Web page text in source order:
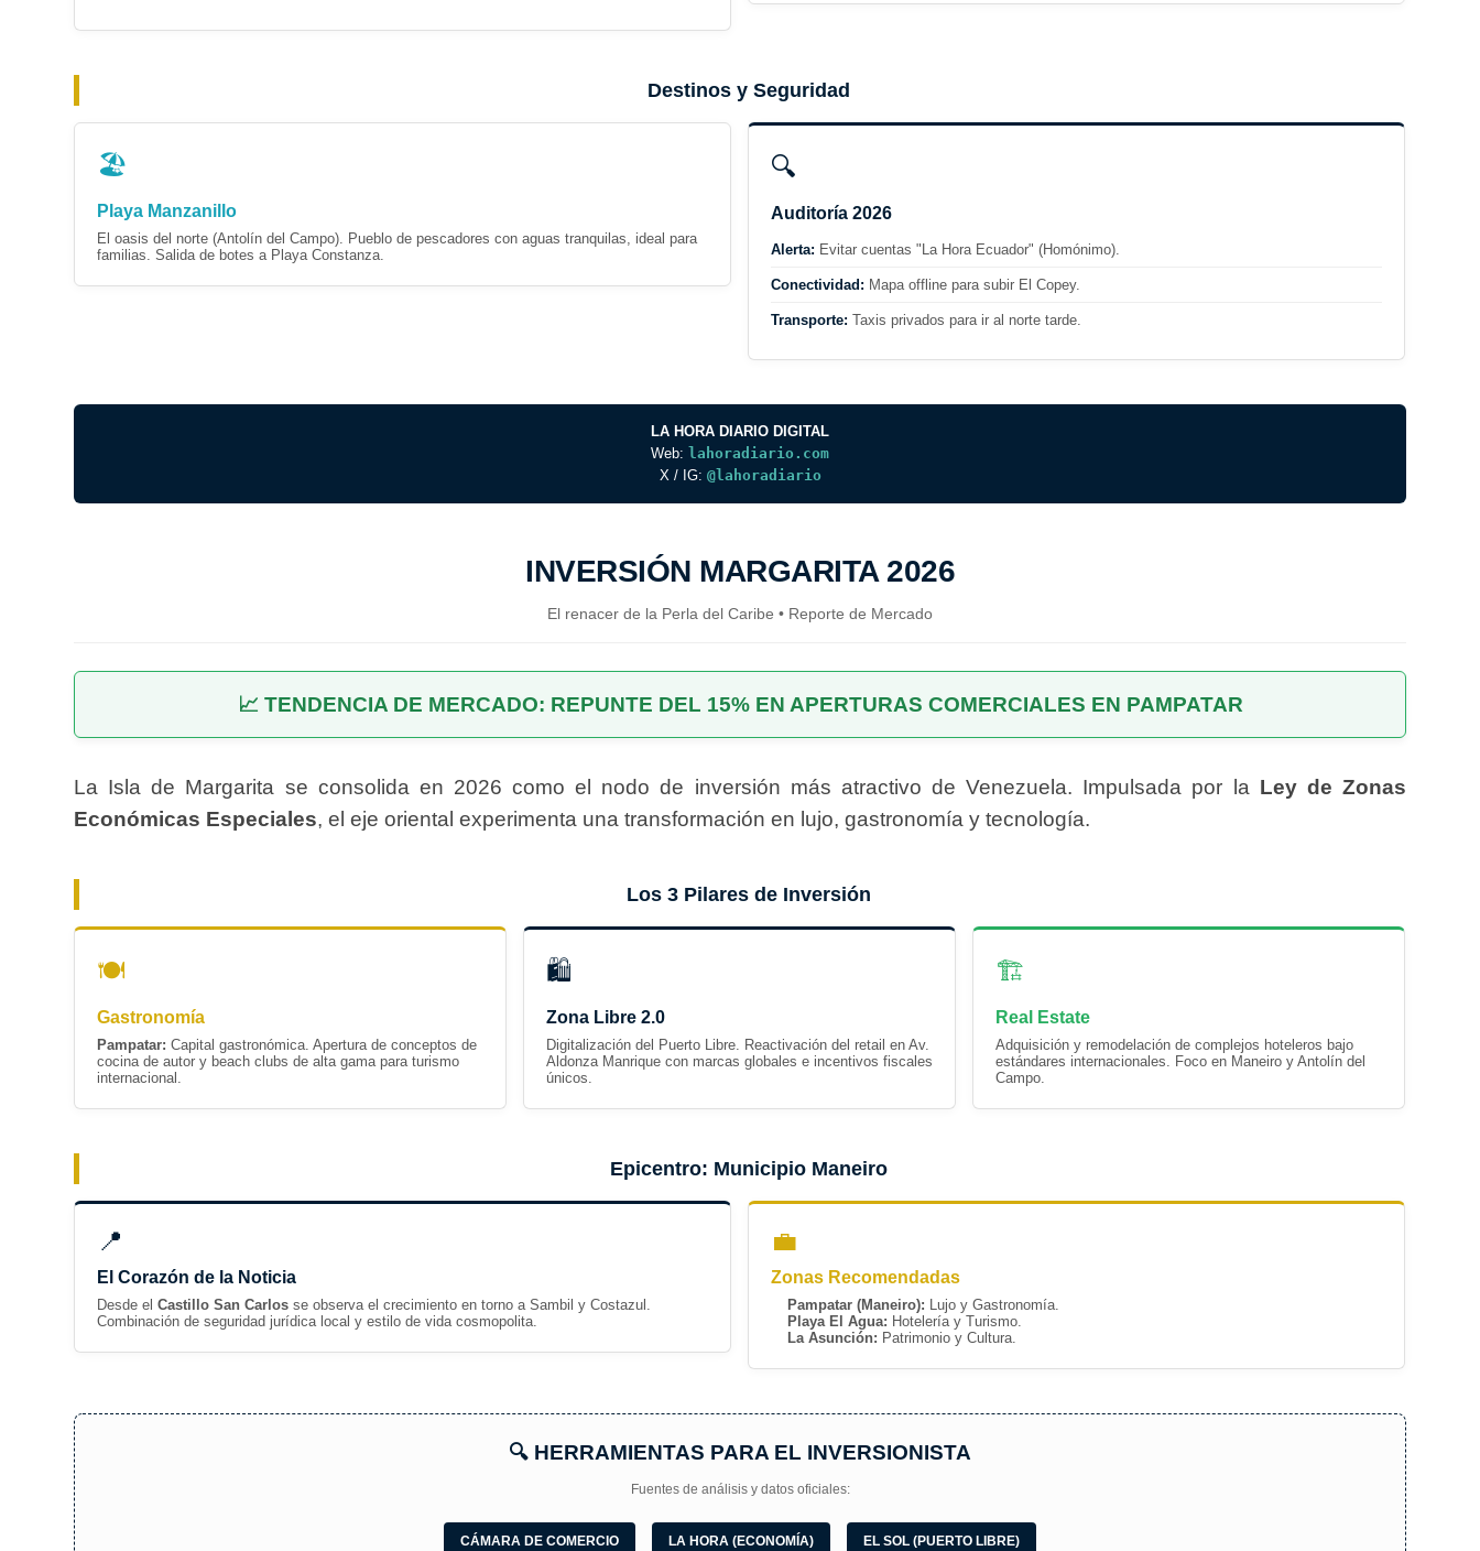
Destinos y Seguridad
🏖️
Playa Manzanillo
El oasis del norte (Antolín del Campo). Pueblo de pescadores con aguas tranquilas, ideal para
familias. Salida de botes a Playa Constanza.
🔍
Auditoría 2026
Alerta: Evitar cuentas "La Hora Ecuador" (Homónimo).
Conectividad: Mapa offline para subir El Copey.
Transporte: Taxis privados para ir al norte tarde.
LA HORA DIARIO DIGITAL
Web: lahoradiario.com
X / IG: @lahoradiario
INVERSIÓN MARGARITA 2026
El renacer de la Perla del Caribe • Reporte de Mercado
📈 TENDENCIA DE MERCADO: REPUNTE DEL 15% EN APERTURAS COMERCIALES EN PAMPATAR
La Isla de Margarita se consolida en 2026 como el nodo de inversión más atractivo de Venezuela. Impulsada por la Ley de Zonas
Económicas Especiales, el eje oriental experimenta una transformación en lujo, gastronomía y tecnología.
Los 3 Pilares de Inversión
🍽️
Gastronomía
Pampatar: Capital gastronómica. Apertura de conceptos de
cocina de autor y beach clubs de alta gama para turismo
internacional.
🛍️
Zona Libre 2.0
Digitalización del Puerto Libre. Reactivación del retail en Av.
Aldonza Manrique con marcas globales e incentivos fiscales
únicos.
🏗️
Real Estate
Adquisición y remodelación de complejos hoteleros bajo
estándares internacionales. Foco en Maneiro y Antolín del
Campo.
Epicentro: Municipio Maneiro
📍
El Corazón de la Noticia
Desde elCastillo San Carlos se observa el crecimiento en torno a Sambil y Costazul.
Combinación de seguridad jurídica local y estilo de vida cosmopolita.
💼
Zonas Recomendadas
Pampatar (Maneiro): Lujo y Gastronomía.
Playa El Agua: Hotelería y Turismo.
La Asunción: Patrimonio y Cultura.
🔍 HERRAMIENTAS PARA EL INVERSIONISTA
Fuentes de análisis y datos oficiales:
CÁMARA DE COMERCIO LA HORA (ECONOMÍA) EL SOL (PUERTO LIBRE)